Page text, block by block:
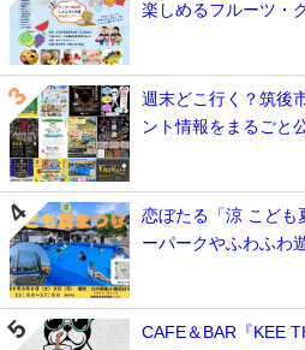
楽しめるフルーツ・
週末どこ行く？筑後
ント情報をまるごと
恋ぼたる「涼 こども
ーパークやふわふわ
CAFE＆BAR『KEE